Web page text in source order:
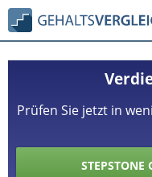
Prüfen Sie jetzt in
STEPSTONE